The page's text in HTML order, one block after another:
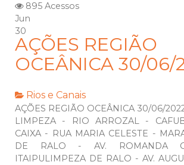
895 Acessos
Jun
30
AÇÕES REGIÃO
OCEÂNICA 30/06/
Rios e Canais
AÇÕES REGIÃO OCEÂNICA 30/06/
LIMPEZA - RIO ARROZAL -
CAIXA - RUA MARIA CELESTE -
DE RALO - AV. ROMANDA
ITAIPULIMPEZA DE RALO - AV.